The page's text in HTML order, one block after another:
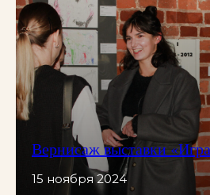
Вернисаж выставки
15 ноября 2024